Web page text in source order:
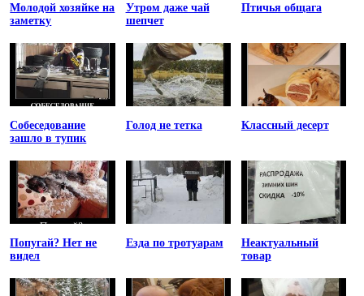
Молодой хозяйке на
заметку
Утром даже чай
шепчет
Птичья общага
Собеседование
зашло в тупик
Голод не тетка Классный десерт
Попугай? Нет не
видел
Езда по тротуарам
Неактуальный
товар